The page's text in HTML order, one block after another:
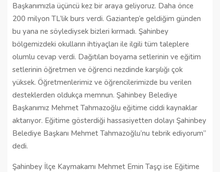
Başkanımızla üçüncü kez bir araya geliyoruz. Daha önce
200 milyon TL’lik burs verdi. Gaziantep’e geldiğim günden
bu yana ne söylediysek bizleri kırmadı. Şahinbey
bölgemizdeki okulların ihtiyaçları ile ilgili tüm taleplere
olumlu cevap verdi. Dağıtılan boyama setlerinin ve eğitim
setlerinin öğretmen ve öğrenci nezdinde karşılığı çok
yüksek. Öğretmenlerimiz ve öğrencilerimizde bu verilen
desteklerden oldukça memnun. Şahinbey Belediye
Başkanımız Mehmet Tahmazoğlu eğitime ciddi kaynaklar
aktarıyor. Eğitime gösterdiği hassasiyetten dolayı Şahinbey
Belediye Başkanı Mehmet Tahmazoğlu’nu tebrik ediyorum”
dedi.
Şahinbey İlçe Kaymakamı Mehmet Emin Taşçı ise Eğitime